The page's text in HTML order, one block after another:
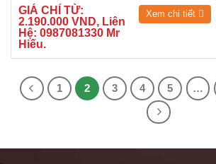
GIÁ CHỈ TỪ:
2.190.000 VND, Liên
Hệ: 0987081330 Mr
Hiếu.
Xem chi tiết
1 2 3 4 5 …